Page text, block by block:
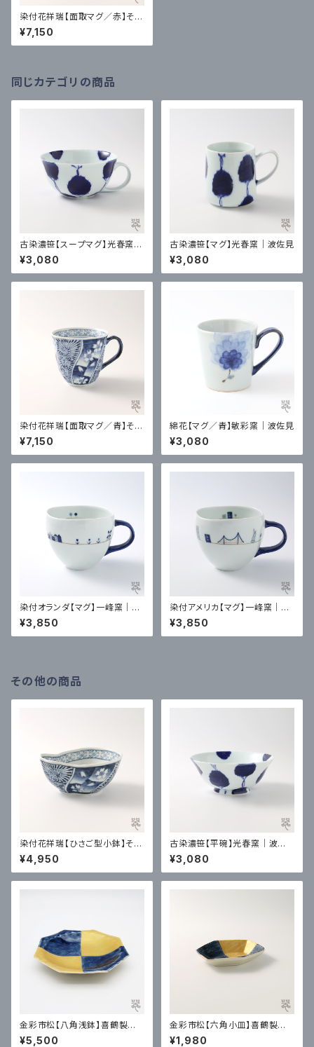
染付花祥瑞【面取マグ／赤】そう
た窯｜有田
¥7,150
同じカテゴリの商品
古染濃笹【スープマグ】光春窯｜
波佐見
¥3,080
古染濃笹【マグ】光春窯｜波佐見
¥3,080
染付花祥瑞【面取マグ／青】そう
た窯｜有田
¥7,150
綿花【マグ／青】敏彩窯｜波佐見
¥3,080
染付オランダ【マグ】一峰窯｜有
田
¥3,850
染付アメリカ【マグ】一峰窯｜有
田
¥3,850
その他の商品
染付花祥瑞【ひさご型小鉢】そう
た窯｜有田
¥4,950
古染濃笹【平碗】光春窯｜波佐
見
¥3,080
金彩市松【八角浅鉢】喜鶴製陶
｜有田
¥5,500
金彩市松【六角小皿】喜鶴製陶
｜有田
¥1,980